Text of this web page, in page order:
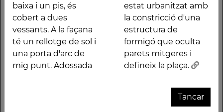
baixa i un pis, és
cobert a dues
vessants. A la façana
té un rellotge de sol i
una porta d'arc de
mig punt. Adossada
estat urbanitzat amb
la constricció d'una
estructura de
formigó que oculta
parets mitgeres i
defineix la plaça.
Tancar
CASAL
CATALÀ
CASA
CAMA I
ESCURRA
SERRABOU
NOVICIAT
NOSTRA
SENYORA
XEMENEIA
DE
L'ANTIGA
FÀBRICA
C.E.L.O.
CASA
FUSTER
CAN
- CASA
TORRE
FARJAS
Deixa un comentari
Heu d'iniciar la sessióper escriure un comentari.
patrimonials provenen dels